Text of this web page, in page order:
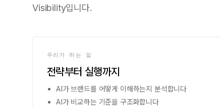
Visibility입니다.
우리가 하는 일
전략부터 실행까지
AI가 브랜드를 어떻게 이해하는지 분석합니다
AI가 비교하는 기준을 구조화합니다